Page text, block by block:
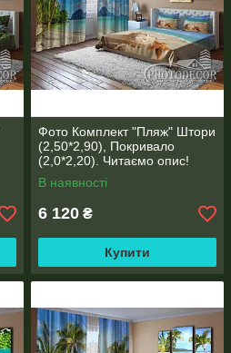
Фото Комплект "Пляж" Штори
(2,50*2,90), Покривало
(2,0*2,20). Читаємо опис!
В наявності
6 120 ₴
Купити